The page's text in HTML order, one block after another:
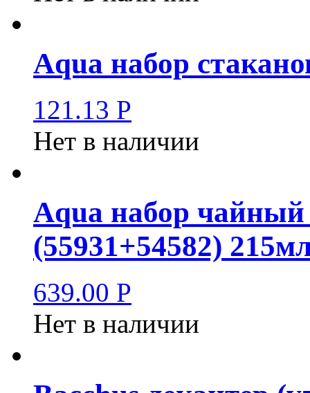
Aqua набор
121.13 Р
Нет в наличии
Aqua набор
(55931+54582)
639.00 Р
Нет в наличии